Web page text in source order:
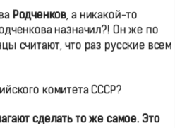
Родченков, а никакой-то
назначил?! Он же по
считают, что раз русские всем
комитета СССР?
сделать то же самое. Это